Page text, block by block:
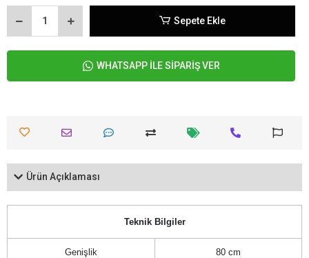
Sepete Ekle
WHATSAPP İLE SİPARİŞ VER
Ürün Açıklaması
Teknik Bilgiler
Genişlik 80 cm